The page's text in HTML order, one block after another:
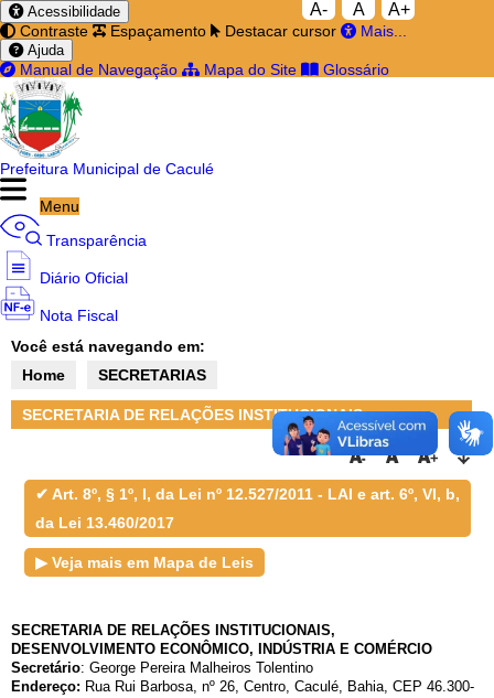
A- A A+
Acessibilidade
Contraste Espaçamento Destacar cursor Mais...
Ajuda
Manual de Navegação Mapa do Site Glossário
Prefeitura Municipal de Caculé
Menu
Transparência
Diário Oficial
Nota Fiscal
Ouvidoria
Acesso à Informação
Cidadão
Empresas
Fotos
Notícias
Servidor
Transparência
Turistas
Videos
Você está navegando em:
Home
SECRETARIAS
SECRETARIA DE RELAÇÕES INSTITUCIONAIS,
DESENVOLVIMENTO ECONÔMICO, INDÚSTRIA E
✔ Art. 8º, § 1º, I, da Lei nº 12.527/2011 - LAI e art. 6º, VI, b,
da Lei 13.460/2017
▶ Veja mais em Mapa de Leis
SECRETARIA DE RELAÇÕES INSTITUCIONAIS,
DESENVOLVIMENTO ECONÔMICO, INDÚSTRIA E COMÉRCIO
Secretário: George Pereira Malheiros Tolentino
Endereço: Rua Rui Barbosa, nº 26, Centro, Caculé, Bahia, CEP 46.300-